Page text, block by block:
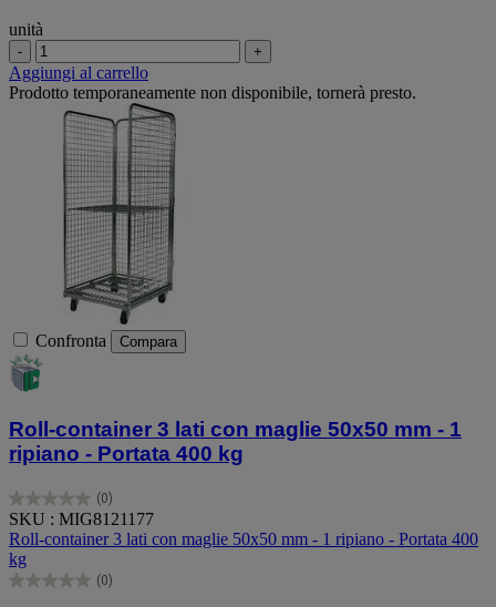
unità
- +
Aggiungi al carrello
Prodotto temporaneamente non disponibile, tornerà presto.
Confronta Compara
Roll-container 3 lati con maglie 50x50 mm - 1
ripiano - Portata 400 kg
(0)
0.0
su
5
stelle.
SKU : MIG8121177
Roll-container 3 lati con maglie 50x50 mm - 1 ripiano - Portata 400
kg
(0)
0.0